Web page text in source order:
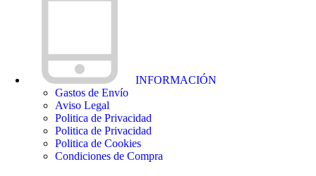
INFORMACIÓN
Gastos de Envío
Aviso Legal
Politica de Privacidad
Politica de Privacidad
Politica de Cookies
Condiciones de Compra